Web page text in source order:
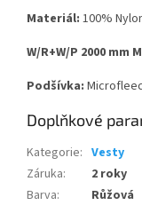
Materiál: 100%
W/R+W/P 2000 mm
Podšívka:
Doplňkové
Kategorie: Vesty
Záruka:
2 roky
Barva:
Růžová